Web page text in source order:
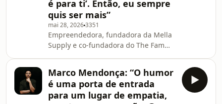
pensar na inclus&atilde;o, a
convidada deste epis&oacute;dio de
&ldquo;O Tal Podcast&rdquo; juntou-
se &a
é para ti’. Então, eu sempre
quis ser mais”
mai 28, 20263351
Empreendedora, fundadora da Mella
Supply e co-fundadora do The Fam
comunidade negra, com foco na
promo&ccedil;&atilde;o de uma maior
representatividade e solidariedade.
Marco Mendonça: “O humor
é uma porta de entrada
para um lugar de empatia,